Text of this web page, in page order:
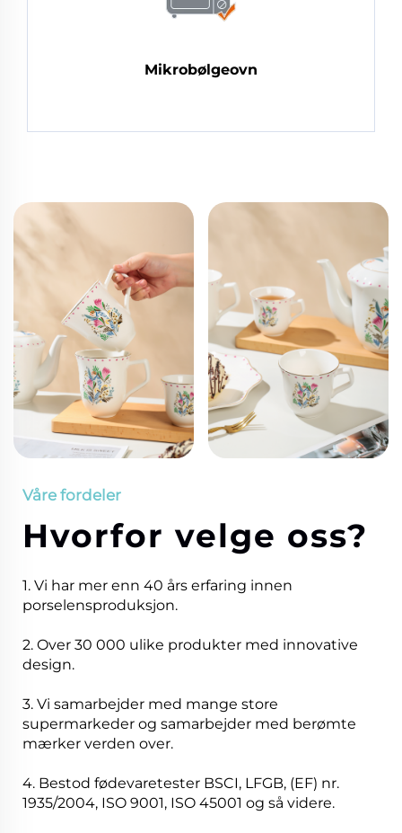
Mikrobølgeovn
Våre fordeler
Hvorfor velge oss?
1. Vi har mer enn 40 års erfaring innen
porselensproduksjon.
2. Over 30 000 ulike produkter med innovative
design.
3. Vi samarbejder med mange store
supermarkeder og samarbejder med berømte
mærker verden over.
4. Bestod fødevaretester BSCI, LFGB, (EF) nr.
1935/2004, ISO 9001, ISO 45001 og så videre.